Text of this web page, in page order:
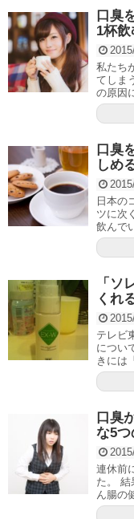
口臭
1杯飲
私たち
てしま
の原因
口臭
しめ
日本の
ツに次
飲んで
「ソ
くれ
テレビ
につい
きには
口臭
な5
連休前
た。 結
ん腸の